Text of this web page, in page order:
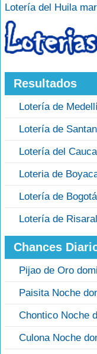
Lotería del Huila
Resultados
Lotería de
Lotería de
Lotería del
Loteria de
Lotería de
Lotería de
Chances
Pijao de Oro
Paisita Noche
Chontico Noche
Culona Noche